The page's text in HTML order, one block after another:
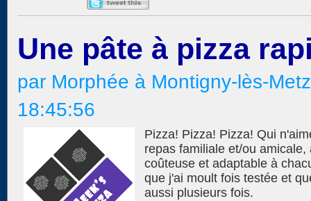
Une pâte à pizza
par Morphée à Montigny-lès-
18:45:56
Pizza! Pizza! Pizza! Qui
repas familiale et/ou
coûteuse et adaptable à
que j'ai moult fois testée et
aussi plusieurs fois.